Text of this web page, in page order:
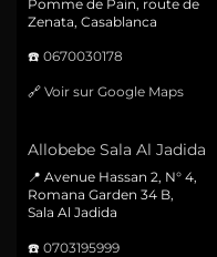
Pomme de Pain, route de
Zenata, Casablanca
☎️ 0670030178
🔗 Voir sur Google Maps
Allobebe Sala Al Jadida
📍 Avenue Hassan 2, N° 4,
Romana Garden 34 B,
Sala Al Jadida
☎️ 0703195999